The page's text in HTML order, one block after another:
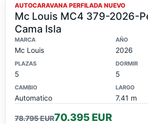
OFERTA
AUTOCARAVANA PERFILADA NUEVO
Mc Louis MC4 379-2026-
Cama Isla
MARCA
Mc Louis
AÑO
2026
PLAZAS
5
DORMIR
5
CAMBIO
Automatico
LARGO
7.41 m
78.795 EUR70.395 EUR